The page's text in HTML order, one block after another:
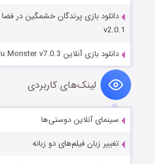
v2.0.1
دانلود بازی آنلاین Bulu Monster v7.0.3
لینک‌های کاربردی
سینمای آنلاین دوستی‌ها
تغییر زبان فیلم‌های دو زبانه